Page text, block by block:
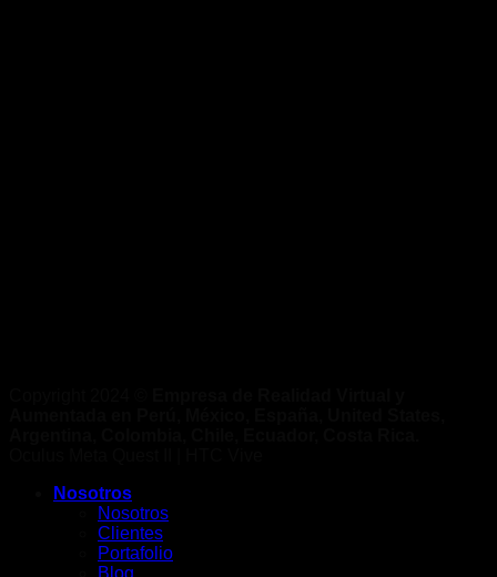
Nosotros
Nosotros
Clientes
Portafolio
Blog